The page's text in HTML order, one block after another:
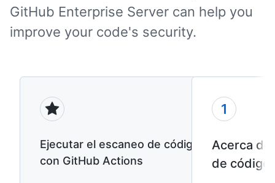
GitHub Enterprise Server can help you
improve your code's security.
Ejecutar el escaneo de código
con GitHub Actions
1
Acerca
de código